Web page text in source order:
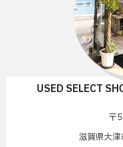
USED SELECT
〒
滋賀県大